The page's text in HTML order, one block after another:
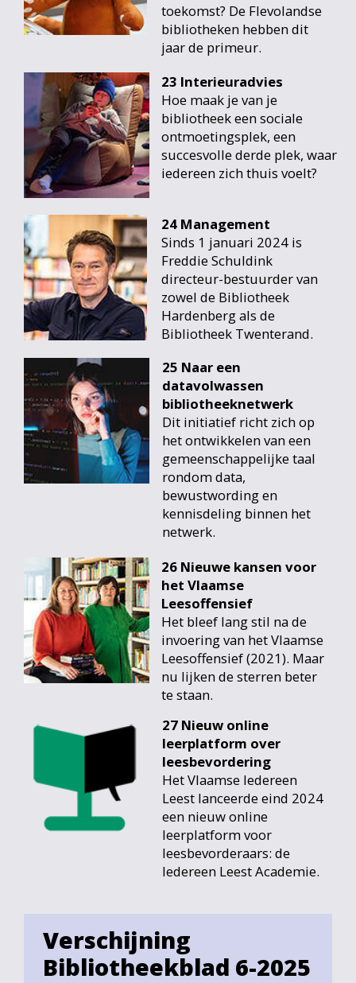
25 Naar een
datavolwassen
bibliotheeknetwerk
Dit initiatief richt zich op
het ontwikkelen van een
gemeenschappelijke taal
rondom data,
bewustwording en
kennisdeling binnen het
netwerk.
Verschijning
Bibliotheekblad 6-2025
27 Nieuw online
leerplatform over
leesbevordering
Het Vlaamse Iedereen
Leest lanceerde eind 2024
een nieuw online
leerplatform voor
leesbevorderaars: de
Iedereen Leest Academie.
26 Nieuwe kansen voor
het Vlaamse
Leesoffensief
Het bleef lang stil na de
invoering van het Vlaamse
Leesoffensief (2021). Maar
nu lijken de sterren beter
te staan.
23 Interieuradvies
Hoe maak je van je
bibliotheek een sociale
ontmoetingsplek, een
succesvolle derde plek, waar
iedereen zich thuis voelt?
24 Management
Sinds 1 januari 2024 is
Freddie Schuldink
directeur-bestuurder van
zowel de Bibliotheek
Hardenberg als de
Bibliotheek Twenterand.
toekomst? De Flevolandse
bibliotheken hebben dit
jaar de primeur.